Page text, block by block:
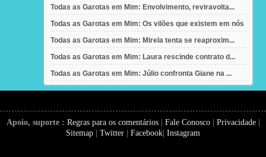
Todas as Garotas em Mim: Envolvimento, reviravolta...
Todas as Garotas em Mim: Os vilões que existem em nós
Todas as Garotas em Mim: Mirela tenta se reaproxim...
Todas as Garotas em Mim: Laura rescinde contrato d...
Todas as Garotas em Mim: Júlio confronta Giane na ...
Apoio, suporte : Regras para os comentários| Fale Conosco| Privacidade|
Sitemap
Twitter Facebook Instagram